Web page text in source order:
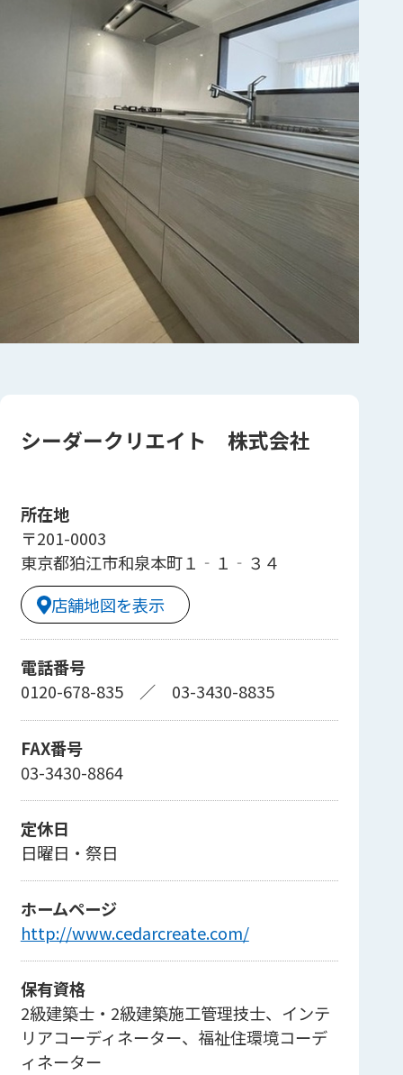
シーダークリエイト 株式会社
所在地
〒201-0003
東京都狛江市和泉本町１‐１‐３４
店舗地図を表示
電話番号
0120-678-835／ 03-3430-8835
FAX番号
03-3430-8864
定休日
日曜日・祭日
ホームページ
http://www.cedarcreate.com/
保有資格
2級建築士・2級建築施工管理技士、インテ
リアコーディネーター、福祉住環境コーデ
ィネーター